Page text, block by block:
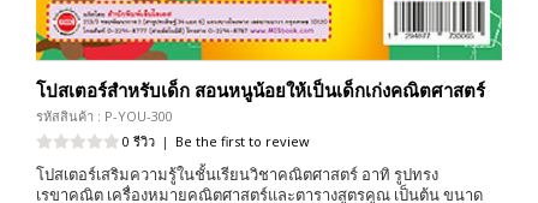
โปสเตอร์สำหรับเด็ก สอนหนูน้อยให้เป็นเด็กเก่งคณิตศาสตร์
รหัสสินค้า : P-YOU-300
0 รีวิว | Be the first to review
โปสเตอร์เสริมความรู้ในชั้นเรียนวิชาคณิตศาสตร์ อาทิ รูปทรง
เรขาคณิต เครื่องหมายคณิตศาสตร์และตารางสูตรคูณ เป็นต้น ขนาด